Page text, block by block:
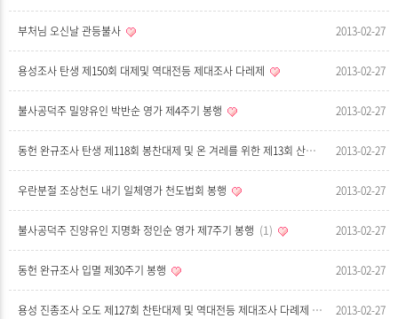
부처님 오신날 관등불사 2013-02-27
용성조사 탄생 제150회 대제및 역대전등 제대조사 다레제 2013-02-27
불사공덕주 밀양유인 박반순 영가 제4주기 봉행 2013-02-27
동헌 완규조사 탄생 제118회 봉찬대제 및 온 겨레를 위한 제13회 산상기도 봉행 2013-02-27
우란분절 조상천도 내기 일체영가 천도법회 봉행 2013-02-27
불사공덕주 진양유인 지명화 정인순 영가 제7주기 봉행 1 2013-02-27
동헌 완규조사 입멸 제30주기 봉행 2013-02-27
용성 진종조사 오도 제127회 찬탄대제 및 역대전등 제대조사 다례제 봉행 2013-02-27